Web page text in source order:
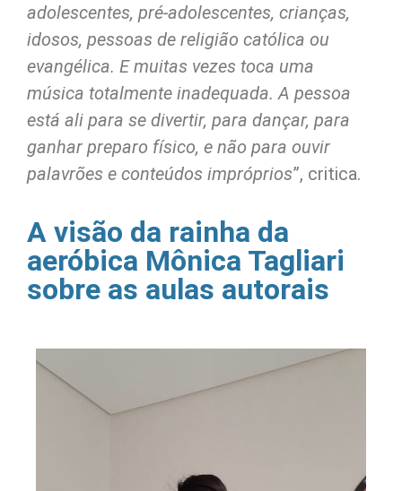
adolescentes, pré-adolescentes, crianças,
idosos, pessoas de religião católica ou
evangélica. E muitas vezes toca uma
música totalmente inadequada. A pessoa
está ali para se divertir, para dançar, para
ganhar preparo físico, e não para ouvir
palavrões e conteúdos impróprios”, critica.
A visão da rainha da
aeróbica Mônica Tagliari
sobre as aulas autorais